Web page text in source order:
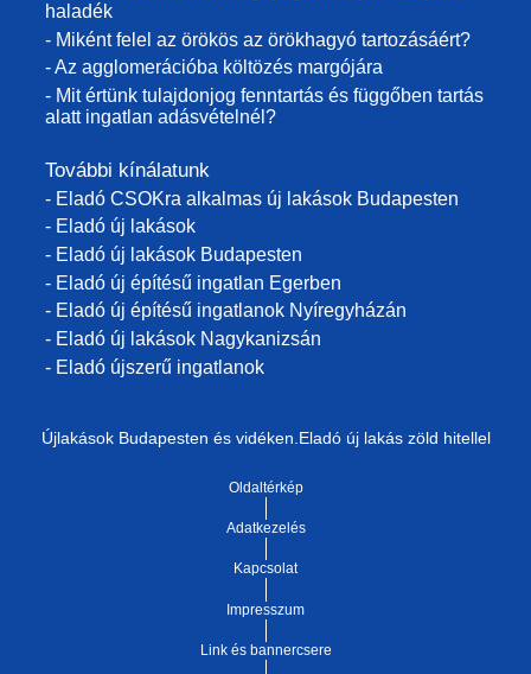
haladék
- Miként felel az örökös az örökhagyó tartozásáért?
- Az agglomerációba költözés margójára
- Mit értünk tulajdonjog fenntartás és függőben tartás
alatt ingatlan adásvételnél?
További kínálatunk
- Eladó CSOKra alkalmas új lakások Budapesten
- Eladó új lakások
- Eladó új lakások Budapesten
- Eladó új építésű ingatlan Egerben
- Eladó új építésű ingatlanok Nyíregyházán
- Eladó új lakások Nagykanizsán
- Eladó újszerű ingatlanok
Újlakások Budapesten és vidéken.Eladó új lakás zöld hitellel
Oldaltérkép
Adatkezelés
Kapcsolat
Impresszum
Link és bannercsere